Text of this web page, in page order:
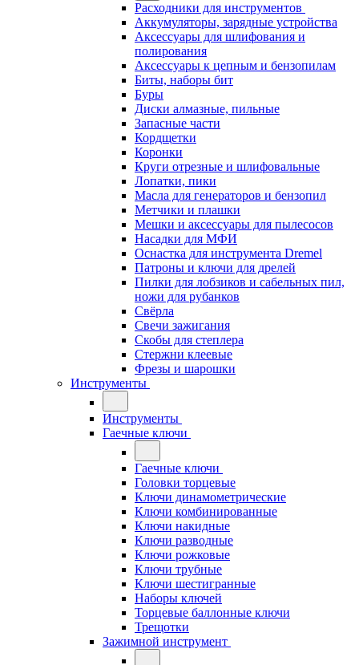
Расходники для инструментов
Аккумуляторы, зарядные устройства
Аксессуары для шлифования и
полирования
Аксессуары к цепным и бензопилам
Биты, наборы бит
Буры
Диски алмазные, пильные
Запасные части
Кордщетки
Коронки
Круги отрезные и шлифовальные
Лопатки, пики
Масла для генераторов и бензопил
Метчики и плашки
Мешки и аксессуары для пылесосов
Насадки для МФИ
Оснастка для инструмента Dremel
Патроны и ключи для дрелей
Пилки для лобзиков и сабельных пил,
ножи для рубанков
Свёрла
Свечи зажигания
Скобы для степлера
Стержни клеевые
Фрезы и шарошки
Инструменты
Инструменты
Гаечные ключи
Гаечные ключи
Головки торцевые
Ключи динамометрические
Ключи комбинированные
Ключи накидные
Ключи разводные
Ключи рожковые
Ключи трубные
Ключи шестигранные
Наборы ключей
Торцевые баллонные ключи
Трещотки
Зажимной инструмент